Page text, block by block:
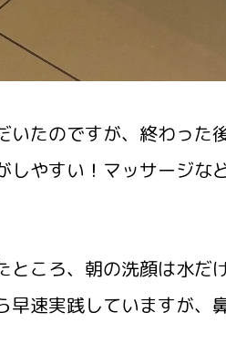
いたのですが、終わった
しやすい！マッサージな
ところ、朝の洗顔は水だ
早速実践していますが、